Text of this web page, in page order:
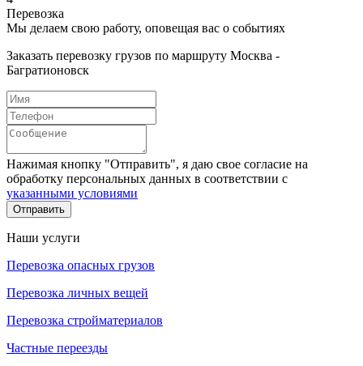
Перевозка
Мы делаем свою работу, оповещая вас о событиях
Заказать перевозку грузов по маршруту Москва -
Багратионовск
Нажимая кнопку "Отправить", я даю свое согласие на
обработку персональных данных в соответствии с
указанными условиями
Отправить
Наши услуги
Перевозка опасных грузов
Перевозка личных вещей
Перевозка стройматериалов
Частные переезды